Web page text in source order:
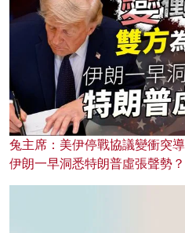
兔主席：美伊停戰協議變衝突
伊朗一早洞悉特朗普虛張聲勢？